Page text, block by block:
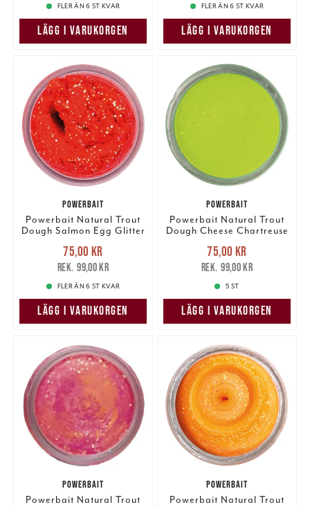
FLER ÄN 6 ST KVAR
LÄGG I VARUKORGEN
FLER ÄN 6 ST KVAR
LÄGG I VARUKORGEN
POWERBAIT
Powerbait Natural Trout
Dough Salmon Egg Glitter
Nuvarande pris
75,00 krTidigare pris
99,00 kr
75,00 kr
99,00 kr
FLER ÄN 6 ST KVAR
LÄGG I VARUKORGEN
POWERBAIT
Powerbait Natural Trout
Dough Cheese Chartreuse
Nuvarande pris
75,00 krTidigare pris
99,00 kr
75,00 kr
99,00 kr
5 ST
LÄGG I VARUKORGEN
POWERBAIT
Powerbait Natural Trout
POWERBAIT
Powerbait Natural Trout